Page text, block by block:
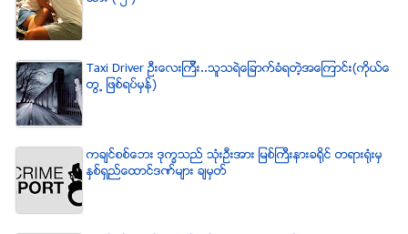
Taxi Driver ဦးေလးၾကီး..သူသရဲေျခာက္ခံရတဲ့အေၾကာင္း(ကိုယ္ေ
တြ႕ ျဖစ္ရပ္မွန္)
ကခ်င္စစ္ေဘး ဒုကၡသည္ သံုးဦးအား ျမစ္ႀကီးနားခရိုင္ တရားရံုးမွ
ႏွစ္ရွည္ေထာင္ဒဏ္မ်ား ခ်မွတ္